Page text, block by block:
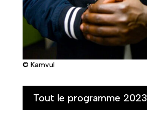
© Kamvul
Tout le programme 2023